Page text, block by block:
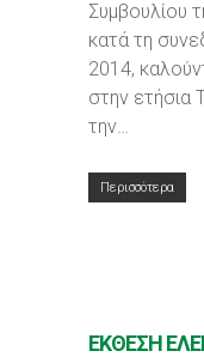
Συμβουλίου
κατά τη
2014,
στην ετήσια
την…
Περισσότερα
ΕΚΘΕΣΗ